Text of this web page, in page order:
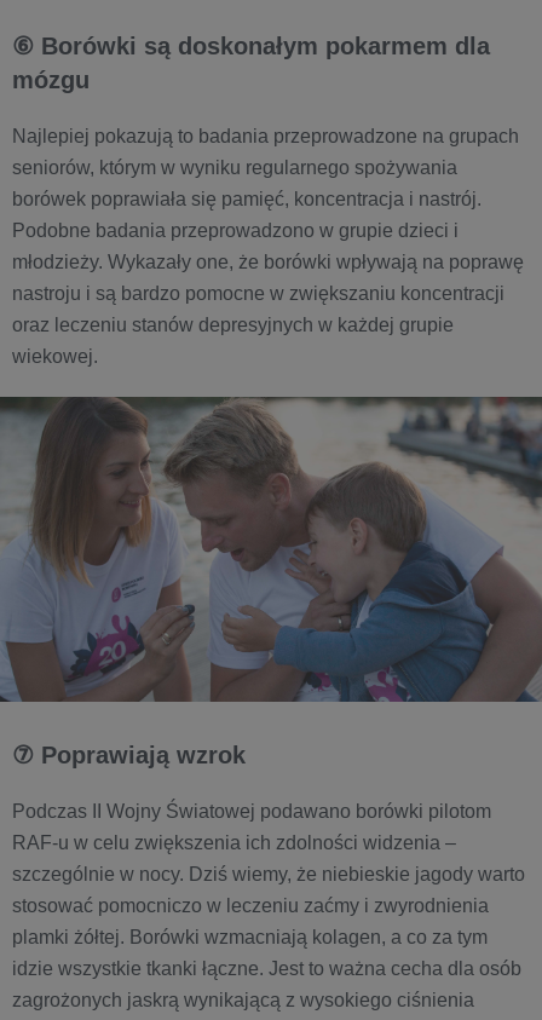
⑥ Borówki są doskonałym pokarmem dla
mózgu
Najlepiej pokazują to badania przeprowadzone na grupach
seniorów, którym w wyniku regularnego spożywania
borówek poprawiała się pamięć, koncentracja i nastrój.
Podobne badania przeprowadzono w grupie dzieci i
młodzieży. Wykazały one, że borówki wpływają na poprawę
nastroju i są bardzo pomocne w zwiększaniu koncentracji
oraz leczeniu stanów depresyjnych w każdej grupie
wiekowej.
⑦ Poprawiają wzrok
Podczas II Wojny Światowej podawano borówki pilotom
RAF-u w celu zwiększenia ich zdolności widzenia –
szczególnie w nocy. Dziś wiemy, że niebieskie jagody warto
stosować pomocniczo w leczeniu zaćmy i zwyrodnienia
plamki żółtej. Borówki wzmacniają kolagen, a co za tym
idzie wszystkie tkanki łączne. Jest to ważna cecha dla osób
zagrożonych jaskrą wynikającą z wysokiego ciśnienia